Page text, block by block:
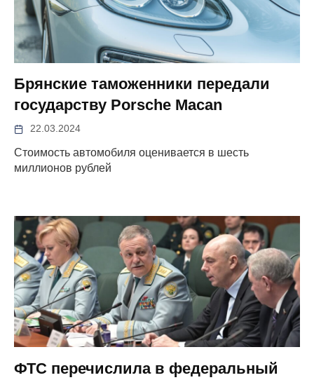
Брянские таможенники передали
государству Porsche Macan
22.03.2024
Стоимость автомобиля оценивается в шесть
миллионов рублей
ФТС перечислила в федеральный